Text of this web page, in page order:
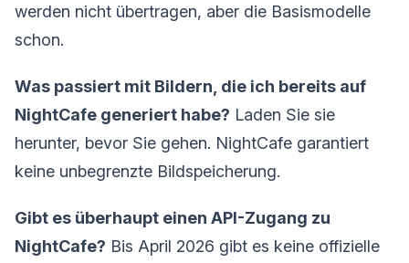
werden nicht übertragen, aber die Basismodelle
schon.
Was passiert mit Bildern, die ich bereits auf
NightCafe generiert habe? Laden Sie sie
herunter, bevor Sie gehen. NightCafe garantiert
keine unbegrenzte Bildspeicherung.
Gibt es überhaupt einen API-Zugang zu
NightCafe? Bis April 2026 gibt es keine offizielle